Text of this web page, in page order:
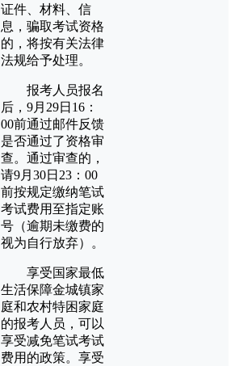
证件、材料、信
息，骗取考试资格
的，将按有关法律
法规给予处理。
报考人员报名
后，9月29日16：
00前通过邮件反馈
是否通过了资格审
查。通过审查的，
请9月30日23：00
前按规定缴纳笔试
考试费用至指定账
号（逾期未缴费的
视为自行放弃）。
享受国家最低
生活保障金城镇家
庭和农村特困家庭
的报考人员，可以
享受减免笔试考试
费用的政策。享受